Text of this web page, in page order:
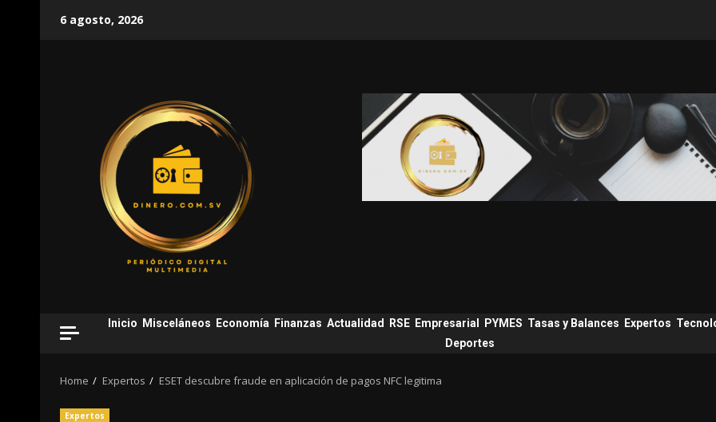
6 agosto, 2026
Inicio Misceláneos Economía Finanzas Actualidad RSE Empresarial PYMES Tasas y Balances Expertos
Deportes
Home Expertos ESET descubre fraude en aplicación de pagos NFC legitima
Expertos